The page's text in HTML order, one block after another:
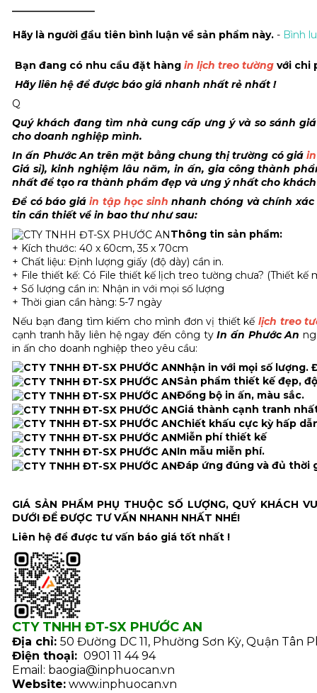
Hãy là người ₫ầu tiên bình luận về sản phẩm này. - Bình
Bạn đang có nhu cầu đặt hàng in lịch treo tường với chi
Hãy liên hệ để được báo giá nhanh nhất rẻ nhất !
Q
Quý khách đang tìm nhà cung cấp ưng ý và so sánh
cho doanh nghiệp mình.
In ấn Phước An trên mặt bằng chung thị trường có giá
Giá sỉ), kinh nghiệm lâu năm, in ấn, gia công thành
nhất để tạo ra thành phẩm đẹp và ưng ý nhất cho
Để có báo giáin tập học sinhnhanh chóng và chính
tin cần thiết về in bao thư như sau:
Thông tin sản phẩm:
+ Kích thước: 40 x 60cm, 35 x 70cm
+ Chất liệu: Định lượng giấy (độ dày) cần in.
+ File thiết kế: Có File thiết kế lịch treo tường chưa? (Thiết kế
+ Số lượng cần in: Nhận in với mọi số lượng
+ Thời gian cần hàng: 5-7 ngày
Nếu bạn đang tìm kiếm cho mình đơn vị thiết kế lịch treo
cạnh tranh hãy liên hệ ngay đến công tyIn ấn Phước An
in ấn cho doanh nghiệp theo yêu cầu:
Nhận in với mọi số lượng.
Sản phẩm thiết kế đẹp,
Đồng bộ in ấn, màu sắc.
Giá thành cạnh tranh
Chiết khấu cực kỳ hấp
Miễn phí thiết kế
In mẫu miễn phí.
Đáp ứng đúng và đủ thời
GIÁ SẢN PHẨM PHỤ THUỘC SỐ LƯỢNG, QUÝ KHÁCH
DƯỚI ĐỂ ĐƯỢC TƯ VẤN NHANH NHẤT NHÉ!
Liên hệ để được tư vấn báo giá tốt nhất !
CTY TNHH ĐT-SX PHƯỚC AN
Địa chỉ: 50 Đường DC 11, Phường Sơn Kỳ, Quận Tân
Điện thoại: 0901 11 44 94
Email: baogia@inphuocan.vn
Website: www.inphuocan.vn